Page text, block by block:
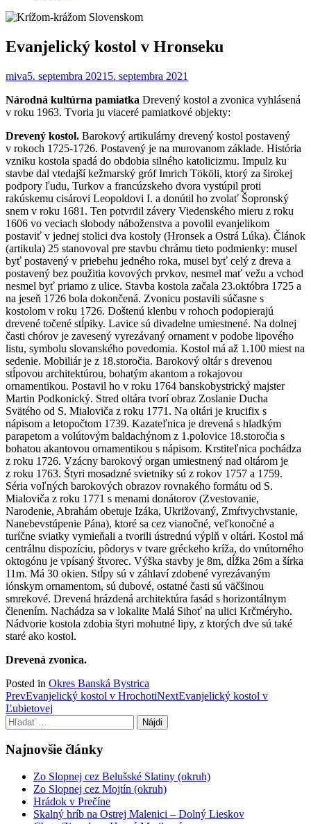
Evanjelický kostol v Hronseku
miva5. septembra 2021 5. septembra 2021
Národná kultúrna pamiatka Drevený kostol a zvonica vyhlásená
v roku 1963. Tvoria ju viaceré pamiatkové objekty:
Drevený kostol. Barokový artikulárny drevený kostol postavený
v rokoch 1725-1726. Postavený je na murovanom základe. História
vzniku kostola spadá do obdobia silného katolicizmu. Impulz ku
stavbe dal vtedajší kežmarský gróf Imrich Tököli, ktorý za širokej
podpory ľudu, Turkov a francúzskeho dvora vystúpil proti
rakúskemu cisárovi Leopoldovi I. a donútil ho zvolať Šopronský
snem v roku 1681. Ten potvrdil závery Viedenského mieru z roku
1606 vo veciach slobody náboženstva a povolil evanjelikom
postaviť v jednej stolici dva kostoly (Hronsek a Ostrá Lúka). Článok
(artikula) 25 stanovoval pre stavbu chrámu tieto podmienky: musel
byť postavený v priebehu jedného roka, musel byť celý z dreva a
postavený bez použitia kovových prvkov, nesmel mať vežu a vchod
nesmel byť priamo z ulice. Stavba kostola začala 23.októbra 1725 a
na jeseň 1726 bola dokončená. Zvonicu postavili súčasne s
kostolom v roku 1726. Doštenú klenbu v rohoch podopierajú
drevené točené stĺpiky. Lavice sú divadelne umiestnené. Na dolnej
časti chórov je zavesený vyrezávaný ornament v podobe lipového
listu, symbolu slovanského povedomia. Kostol má až 1.100 miest na
sedenie. Mobiliár je z 18.storočia. Barokový oltár s drevenou
stĺpovou architektúrou, bohatým akantom a rokajovou
ornamentikou. Postavil ho v roku 1764 banskobystrický majster
Martin Podkonický. Stred oltára tvorí obraz Zoslanie Ducha
Svätého od S. Mialoviča z roku 1771. Na oltári je krucifix s
nápisom a letopočtom 1739. Kazateľnica je drevená s hladkým
parapetom a volútovým baldachýnom z 1.polovice 18.storočia s
bohatou akantovou ornamentikou s nápisom. Krstiteľnica pochádza
z roku 1726. Vzácny barokový organ umiestnený nad oltárom je
z roku 1763. Štyri mosadzné svietniky sú z rokov 1757 a 1759.
Séria voľných barokových obrazov rovnakého formátu od S.
Mialoviča z roku 1771 s menami donátorov (Zvestovanie,
Narodenie, Abrahám obetuje Izáka, Ukrižovaný, Zmŕtvychvstanie,
Nanebevstúpenie Pána), ktoré sa cez vianočné, veľkonočné a
turíčne sviatky vymieňali a tvorili ústrednú výplň v oltári. Kostol má
centrálnu dispozíciu, pôdorys v tvare gréckeho kríža, do vnútorného
oktogónu je vpísaný štvorec. Výška stavby je 8m, dĺžka 26m a šírka
11m. Má 30 okien. Stĺpy sú v záhlaví zdobené vyrezávaným
iónskym ornamentom, sú dubové, ostatné časti sú väčšinou
smrekové. Drevená hrázdená architektúra fasád s horizontálnym
členením. Nachádza sa v lokalite Malá Sihoť na ulici Krčméryho.
Nádvorie kostola zdobia štyri mohutné lipy, z ktorých dve sú také
staré ako kostol.
Drevená zvonica.
Posted in Okres Banská Bystrica
Post
navigation
PrevEvanjelický kostol v HrochotiNextEvanjelický kostol v
Ľubietovej
Hľadať:
Najnovšie články
Zo Slopnej cez Belušské Slatiny (okruh)
Zo Slopnej cez Mojtín (okruh)
Hrádok v Prečíne
Skalný hríb na Ostrej Malenici – Dolný Lieskov